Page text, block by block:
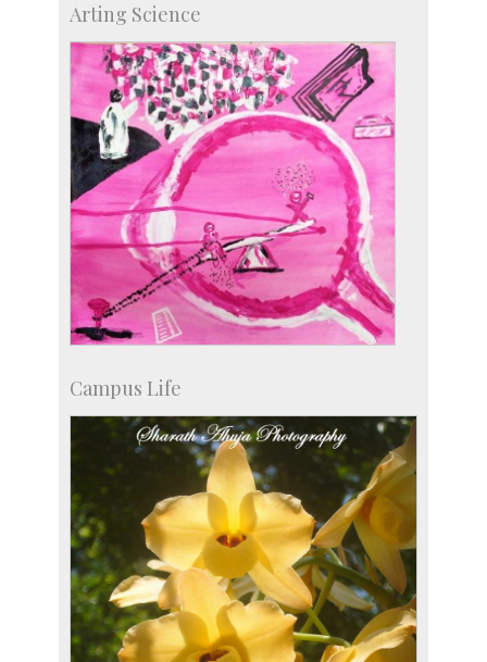
Students: 3754
Courses: 1068
Accolades
more…
Arting Science
Campus Life